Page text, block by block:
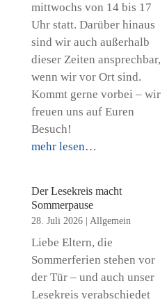
mittwochs von 14 bis 17
Uhr statt. Darüber hinaus
sind wir auch außerhalb
dieser Zeiten ansprechbar,
wenn wir vor Ort sind.
Kommt gerne vorbei – wir
freuen uns auf Euren
Besuch!
mehr lesen…
Der Lesekreis macht
Sommerpause
28. Juli 2026| Allgemein
Liebe Eltern, die
Sommerferien stehen vor
der Tür – und auch unser
Lesekreis verabschiedet